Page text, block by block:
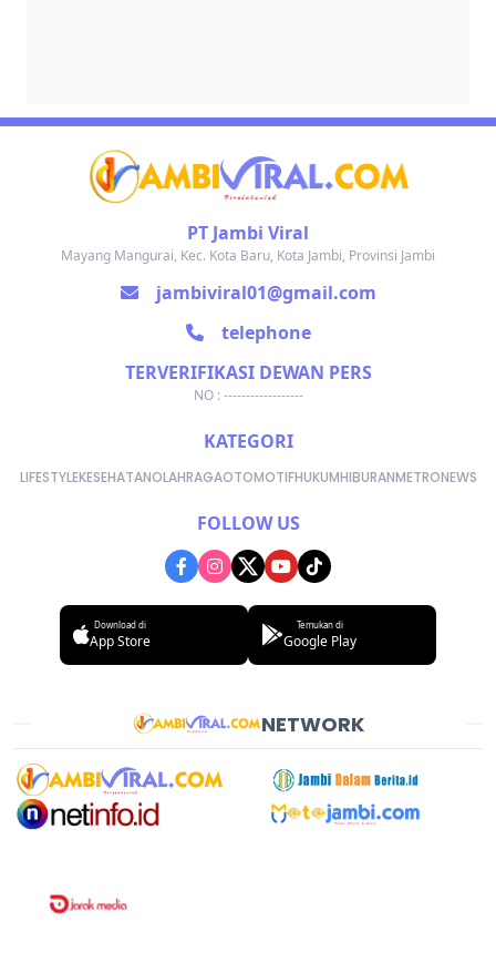
PT Jambi Viral
Mayang Mangurai, Kec. Kota Baru, Kota Jambi, Provinsi Jambi
jambiviral01@gmail.com
telephone
TERVERIFIKASI DEWAN PERS
NO : ------------------
KATEGORI
LIFESTYLEKESEHATANOLAHRAGAOTOMOTIFHUKUMHIBURANMETRONEWS
FOLLOW US
Download di
App Store
Temukan di
Google Play
NETWORK